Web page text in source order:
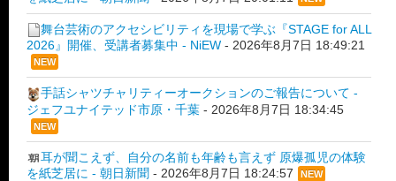
舞台芸術のアクセシビリティを現場で学ぶ『STAGE for ALL
2026』開催、受講者募集中 - NiEW - 2026年8月7日 18:49:21
NEW
手話シャツチャリティーオークションのご報告について -
ジェフユナイテッド市原・千葉 - 2026年8月7日 18:34:45
NEW
耳が聞こえず、自分の名前も年齢も言えず 原爆孤児の体験
を紙芝居に - 朝日新聞 - 2026年8月7日 18:24:57 NEW